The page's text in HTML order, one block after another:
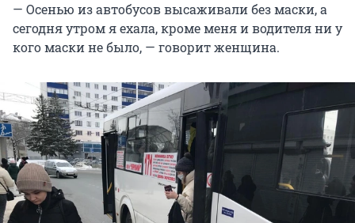
— Осенью из автобусов высаживали без маски, а
сегодня утром я ехала, кроме меня и водителя ни у
кого маски не было, — говорит женщина.